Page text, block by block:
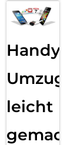
Handy
Umzug
leicht
gemacht!